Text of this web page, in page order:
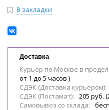
В закладки
Доставка
Курьер по Москве в
от 1 до 5 часов )
СДЭК (Доставка курьером):
СДЭК (Постамат):
205 руб.
Самовывоз со склада: